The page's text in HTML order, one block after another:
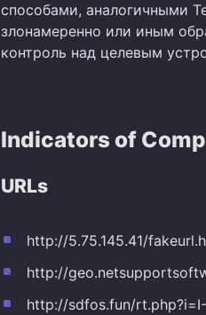
способами, аналогичными
злонамеренно или иным
контроль над целевым
Indicators of
URLs
http://5.75.145.41/
http://
http://sdfos.fun/